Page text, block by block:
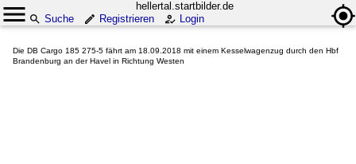
hellertal.startbilder.de
Suche
Registrieren Login
Die DB Cargo 185 275-5 fährt am 18.09.2018 mit einem Kesselwagenzug durch den Hbf
Brandenburg an der Havel in Richtung Westen